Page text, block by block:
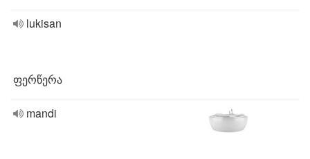
lukisan
ფერწერა
mandi